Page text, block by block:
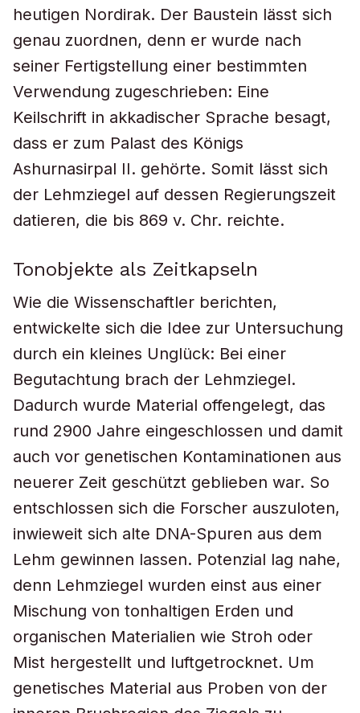
heutigen Nordirak. Der Baustein lässt sich
genau zuordnen, denn er wurde nach
seiner Fertigstellung einer bestimmten
Verwendung zugeschrieben: Eine
Keilschrift in akkadischer Sprache besagt,
dass er zum Palast des Königs
Ashurnasirpal II. gehörte. Somit lässt sich
der Lehmziegel auf dessen Regierungszeit
datieren, die bis 869 v. Chr. reichte.
Tonobjekte als Zeitkapseln
Wie die Wissenschaftler berichten,
entwickelte sich die Idee zur Untersuchung
durch ein kleines Unglück: Bei einer
Begutachtung brach der Lehmziegel.
Dadurch wurde Material offengelegt, das
rund 2900 Jahre eingeschlossen und damit
auch vor genetischen Kontaminationen aus
neuerer Zeit geschützt geblieben war. So
entschlossen sich die Forscher auszuloten,
inwieweit sich alte DNA-Spuren aus dem
Lehm gewinnen lassen. Potenzial lag nahe,
denn Lehmziegel wurden einst aus einer
Mischung von tonhaltigen Erden und
organischen Materialien wie Stroh oder
Mist hergestellt und luftgetrocknet. Um
genetisches Material aus Proben von der